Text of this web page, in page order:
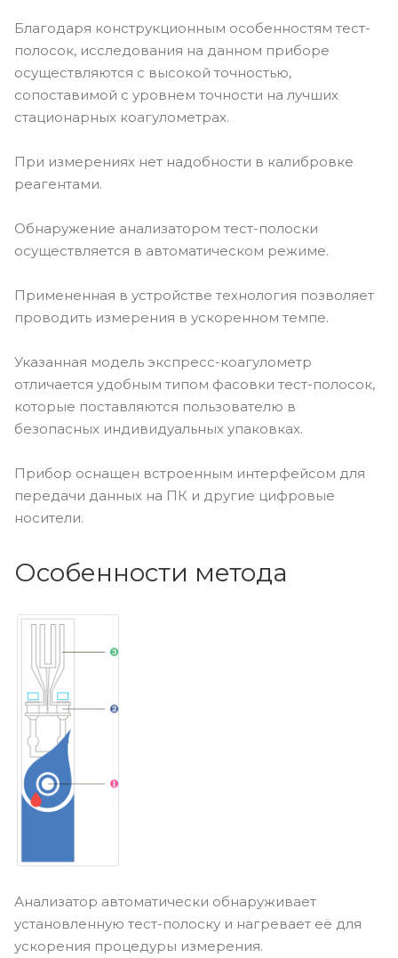
Благодаря конструкционным особенностям тест-
полосок, исследования на данном приборе
осуществляются с высокой точностью,
сопоставимой с уровнем точности на лучших
стационарных коагулометрах.
При измерениях нет надобности в калибровке
реагентами.
Обнаружение анализатором тест-полоски
осуществляется в автоматическом режиме.
Примененная в устройстве технология позволяет
проводить измерения в ускоренном темпе.
Указанная модель экспресс-коагулометр
отличается удобным типом фасовки тест-полосок,
которые поставляются пользователю в
безопасных индивидуальных упаковках.
Прибор оснащен встроенным интерфейсом для
передачи данных на ПК и другие цифровые
носители.
Особенности метода
Анализатор автоматически обнаруживает
установленную тест-полоску и нагревает её для
ускорения процедуры измерения.